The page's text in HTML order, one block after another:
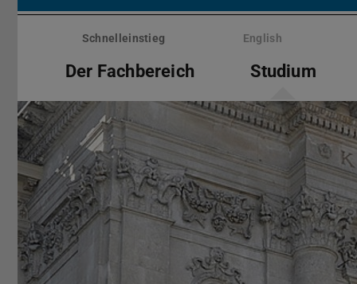
Menü
überspringenSchnelleinstieg English
Der Fachbereich Studium